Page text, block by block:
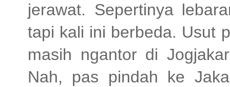
jerawat. Sepertinya
tapi kali ini berbeda. Usut
masih ngantor di
Nah, pas pindah ke